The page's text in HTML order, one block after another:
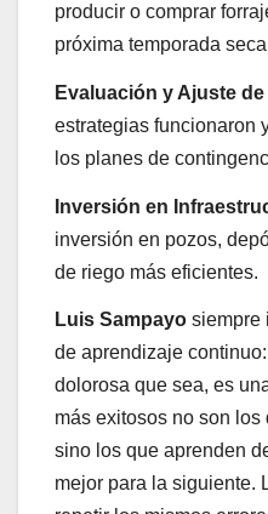
producir o comprar
próxima temporada
Evaluación y Ajuste
estrategias funcionaron
los planes de
Inversión en
inversión en pozos,
de riego más eficientes.
Luis Sampayo siempre
de aprendizaje
dolorosa que sea, es
más exitosos no son
sino los que aprenden
mejor para la siguiente.